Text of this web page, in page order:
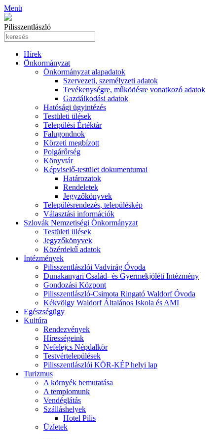
Menü
Pilisszentlászló
Hírek
Önkormányzat
Önkormányzat alapadatok
Szervezeti, személyzeti adatok
Tevékenységre, működésre vonatkozó adatok
Gazdálkodási adatok
Hatósági ügyintézés
Testületi ülések
Települési Értéktár
Falugondnok
Körzeti megbízott
Polgárőrség
Könyvtár
Képviselő-testület dokumentumai
Határozatok
Rendeletek
Jegyzőkönyvek
Településrendezés, településkép
Választási információk
Szlovák Nemzetiségi Önkormányzat
Testületi ülések
Jegyzőkönyvek
Közérdekű adatok
Intézmények
Pilisszentlászlói Vadvirág Óvoda
Dunakanyari Család- és Gyermekjóléti Intézmény
Gondozási Központ
Pilisszentlászló-Csimota Ringató Waldorf Óvoda
Kékvölgy Waldorf Általános Iskola és AMI
Egészségügy
Kultúra
Rendezvények
Hírességeink
Nefelejcs Népdalkör
Testvértelepülések
Pilisszentlászlói KÖR-KÉP helyi lap
Turizmus
A környék bemutatása
A templomunk
Vendéglátás
Szálláshelyek
Hotel Pilis
Üzletek